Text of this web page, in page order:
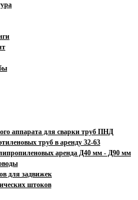
аппарата для сварки труб ПНД
труб в аренду 32-63
аренда Д40 мм - Д90 мм
для задвижек
штоков